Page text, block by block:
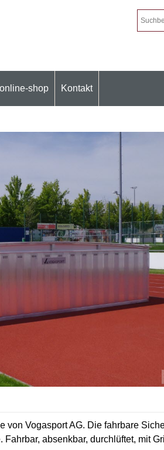
online-shop Kontakt
von Vogasport AG. Die fahrbare
absenkbar, durchlüftet, mit